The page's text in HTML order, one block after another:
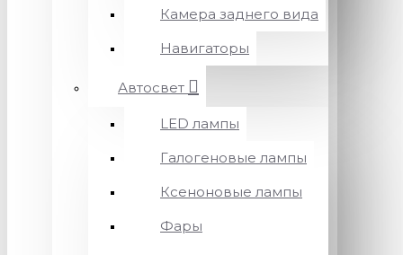
Камера заднего вида
Навигаторы
Автосвет
LED лампы
Галогеновые лампы
Ксеноновые лампы
Фары